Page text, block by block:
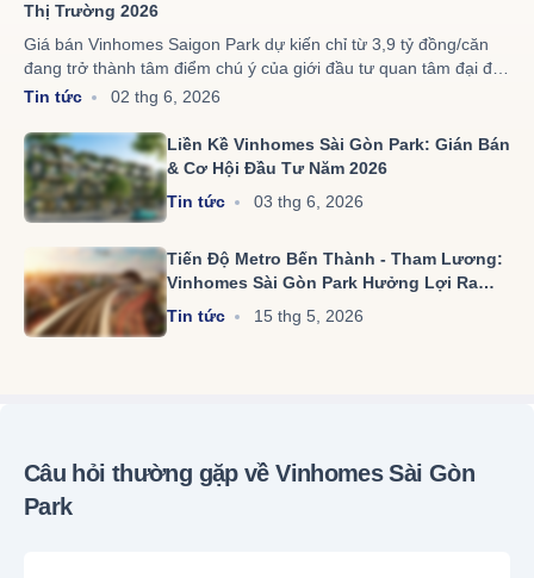
Thị Trường 2026
Giá bán Vinhomes Saigon Park dự kiến chỉ từ 3,9 tỷ đồng/căn
đang trở thành tâm điểm chú ý của giới đầu tư quan tâm đại đô
thị quy mô 1.080ha của Vinhomes tại Tây Bắc TP.HCM. Giữa
hạn chế, mức giá khởi điểm này được xem là khá khác biệt so
với mặt bằng chung của nhiều dự án cùng phân khúc trên thị
trường.
Tin tức 02 thg 6, 2026
Liền Kề Vinhomes Sài Gòn Park: Gián Bán
& Cơ Hội Đầu Tư Năm 2026
Tin tức
03 thg 6, 2026
Tiến Độ Metro Bến Thành - Tham Lương:
Vinhomes Sài Gòn Park Hưởng Lợi Ra
Sao?
Tin tức 15 thg 5, 2026
Câu hỏi thường gặp về Vinhomes Sài Gòn
Park